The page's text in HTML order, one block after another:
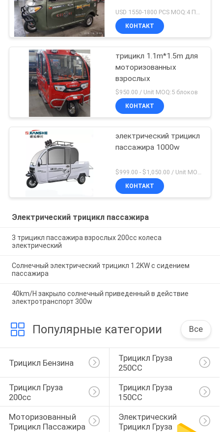
USD 1550-1800 PCS MOQ:4 ПКС
КОНТАКТ
трицикл 1.1m*1.5m для
моторизованных
взрослых
$950.00 / Unit MOQ:5 блоков
КОНТАКТ
электрический трицикл
пассажира 1000w
КОНТАКТ
Электрический трицикл пассажира
3 трицикл пассажира взрослых 200cc колеса
электрический
Солнечный электрический трицикл 1.2KW с сидением
пассажира
40km/H закрыло солнечный приведенный в действие
электротранспорт 300w
Популярные категории Все
Трицикл Бензина
Трицикл Груза
250CC
Трицикл Груза
200cc
Трицикл Груза
150CC
Моторизованный
Трицикл Пассажира
Электрический
Трицикл Груза